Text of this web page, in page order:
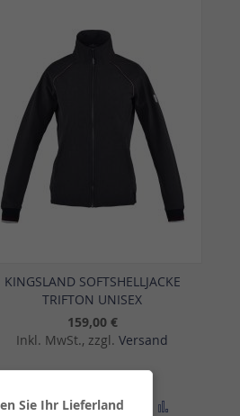
Sie Ihr Lieferland
KINGSLAND SOFTSHELLJACKE
TRIFTON UNISEX
159,00 €
Inkl. MwSt., zzgl.Versand
In den Warenkorb